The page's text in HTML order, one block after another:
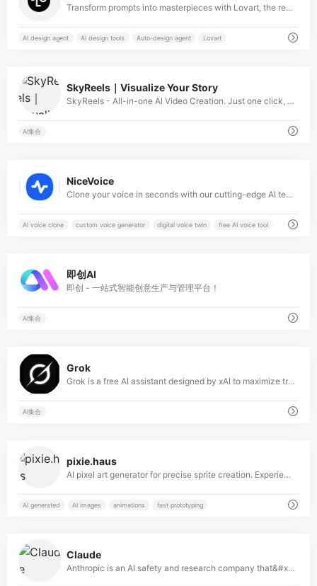
Transform prompts into masterpieces with Lovart, the revolutionary AI design agent. From storyboards to brand visuals, our auto-design technology crafts compelling creative stories for designers. Try Lovart.ai today!
AI design agent AI design tools Auto-design agent Lovart
SkyReels｜Visualize Your Story
SkyReels - All-in-one Al Video Creation. Just one click, transform your idea into a completed video!
AI集合
NiceVoice
Clone your voice in seconds with our cutting-edge AI technology. Create natural-sounding speech from any text with your own voice. Free and secure voice cloning service.
AI voice clone custom voice generator digital voice twin free AI voice tool
即创AI
即创 - 一站式智能创意生产与管理平台！
AI集合
Grok
Grok is a free AI assistant designed by xAI to maximize truth and objectivity. Grok offers real-time searching, image generation, trend analysis, and more.
AI集合
pixie.haus
AI pixel art generator for precise sprite creation. Experience quick outputs, automatic background removal, and seamless pixel handling.
AI generated AI images animations fast prototyping
Claude
Anthropic is an AI safety and research company that&#x27;s working to build reliable, interpretable, and steerable AI systems.